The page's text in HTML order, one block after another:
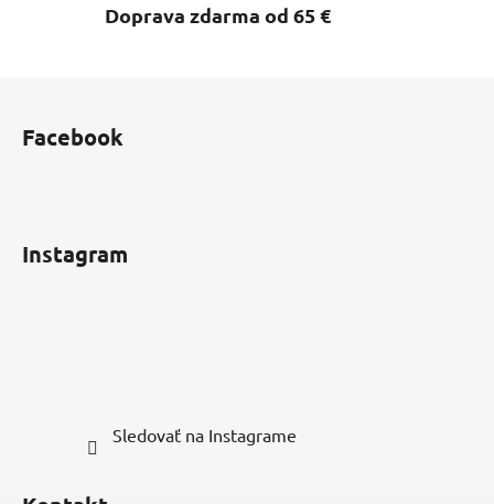
Doprava zdarma od 65 €
Facebook
Instagram
Sledovať na Instagrame